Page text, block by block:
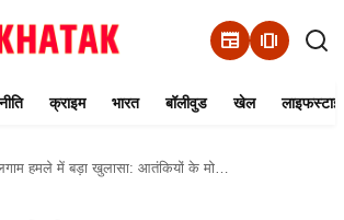
newspaper amp_stories
क्राइम भारत बॉलीवुड खेल
में बड़ा खुलासा: आतंकियों के मोबाइल कराची-लाहौर से पहुंचे, NIA को मिले बैसरन घाटी के स्क्रीनशॉट